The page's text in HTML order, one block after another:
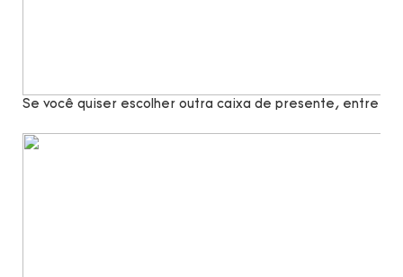
Se você quiser escolher outra caixa de presente, entre